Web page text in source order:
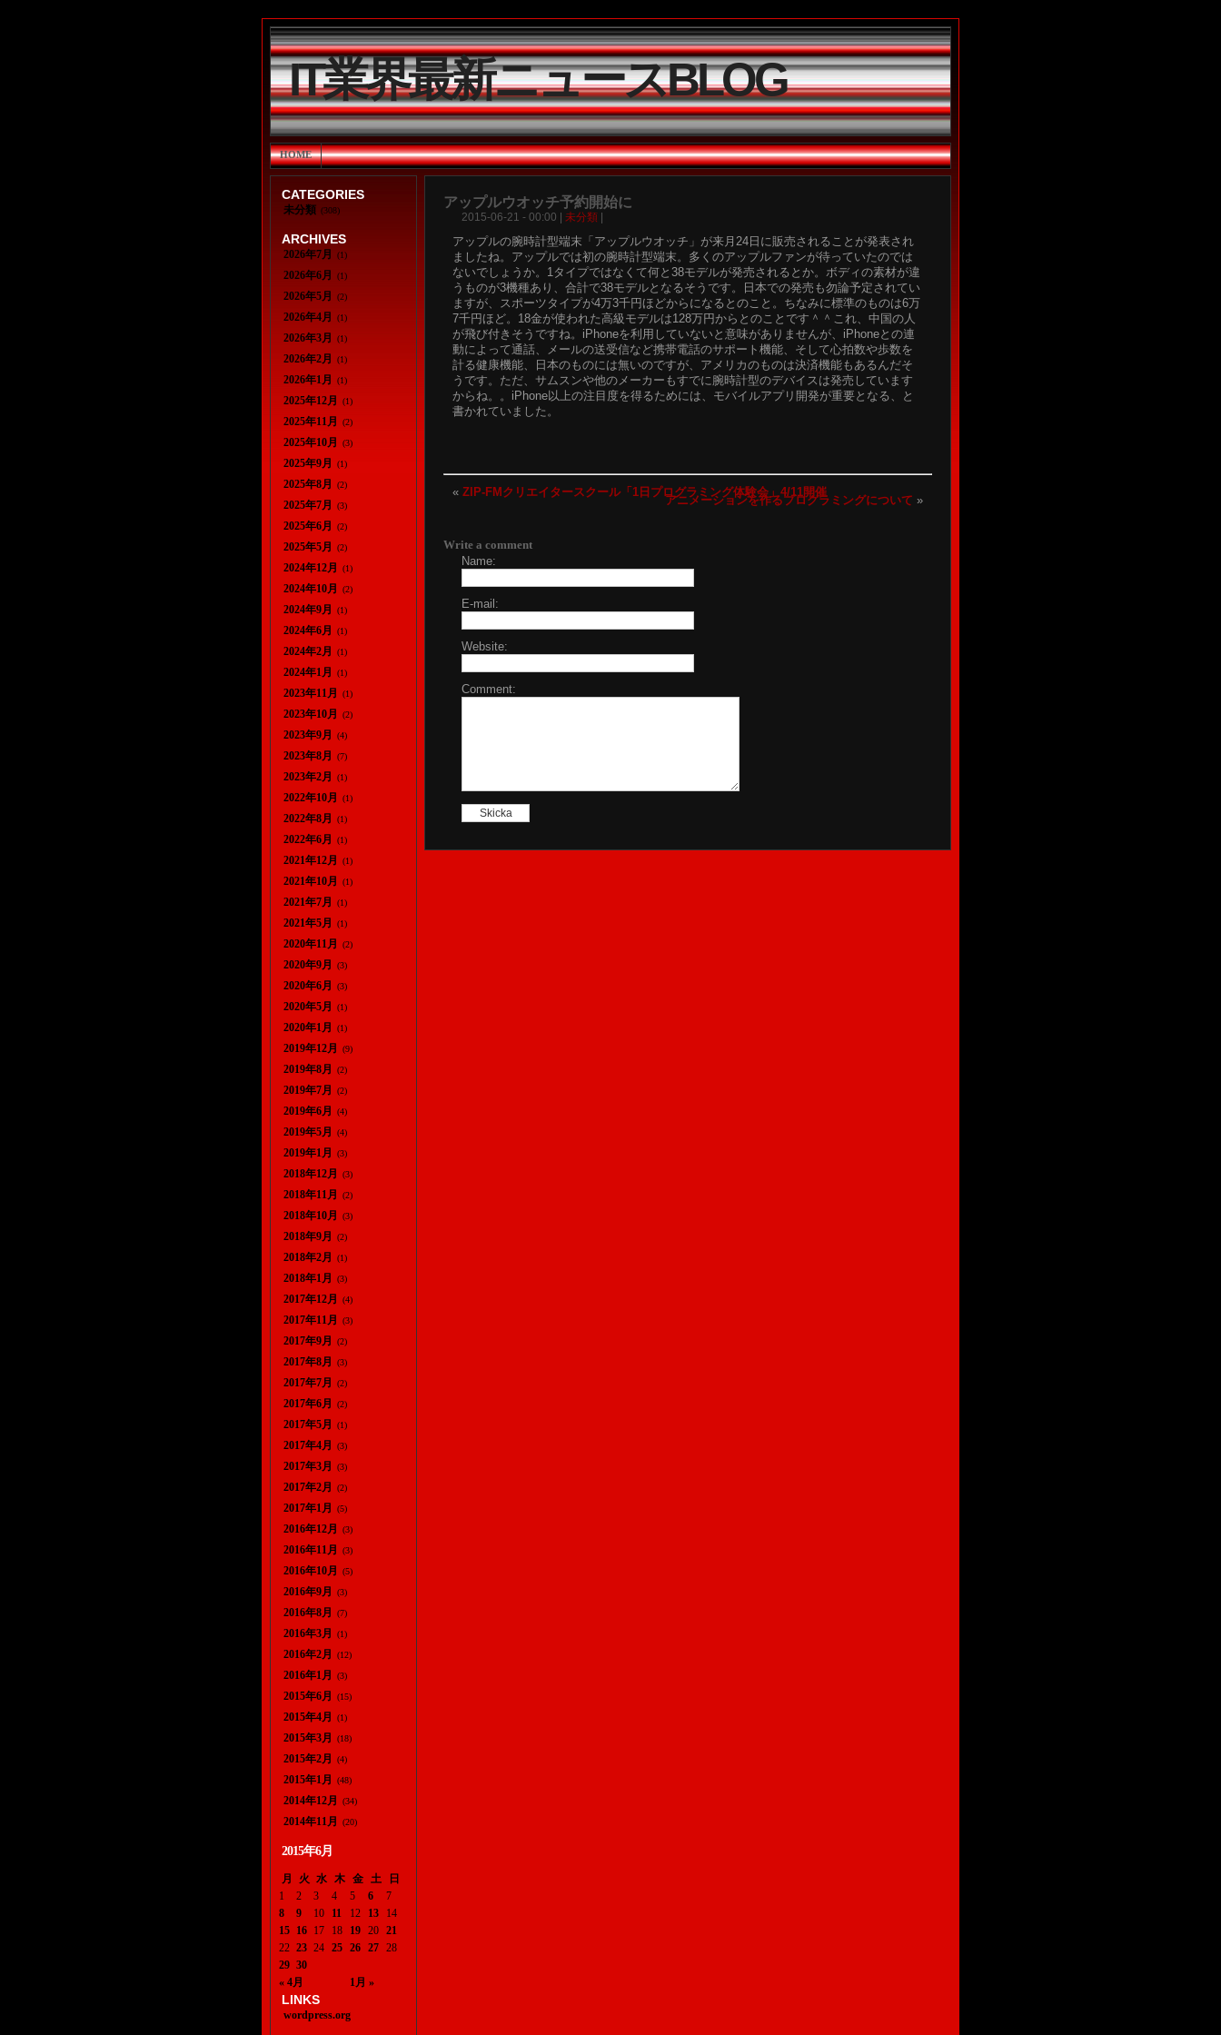
IT業界最新ニュースBLOG
HOME
アップルウオッチ予約開始に
2015-06-21 - 00:00 | 未分類
アップルの腕時計型端末「アップルウオッチ」が来月24日に販売されることが発表され
ましたね。アップルでは初の腕時計型端末。多くのアップルファンが待っていたのでは
ないでしょうか。1タイプではなくて何と38モデルが発売されるとか。ボディの素材が違
うものが3機種あり、合計で38モデルとなるそうです。日本での発売も勿論予定されてい
ますが、スポーツタイプが4万3千円ほどからになるとのこと。ちなみに標準のものは6万
7千円ほど。18金が使われた高級モデルは128万円からとのことです＾＾これ、中国の人
が飛び付きそうですね。iPhoneを利用していないと意味がありませんが、iPhoneとの連
動によって通話、メールの送受信など携帯電話のサポート機能、そして心拍数や歩数を
計る健康機能、日本のものには無いのですが、アメリカのものは決済機能もあるんだそ
うです。ただ、サムスンや他のメーカーもすでに腕時計型のデバイスは発売しています
からね。。iPhone以上の注目度を得るためには、モバイルアプリ開発が重要となる、と
書かれていました。
« ZIP-FMクリエイタースクール「1日プログラミング体験会」4/11開催
アニメーションを作るプログラミングについて »
Write a comment
Name:
E-mail:
Website:
Comment:
CATEGORIES
未分類 (308)
ARCHIVES
2026年7月 (1)
2026年6月 (1)
2026年5月 (2)
2026年4月 (1)
2026年3月 (1)
2026年2月 (1)
2026年1月 (1)
2025年12月 (1)
2025年11月 (2)
2025年10月 (3)
2025年9月 (1)
2025年8月 (2)
2025年7月 (3)
2025年6月 (2)
2025年5月 (2)
2024年12月 (1)
2024年10月 (2)
2024年9月 (1)
2024年6月 (1)
2024年2月 (1)
2024年1月 (1)
2023年11月 (1)
2023年10月 (2)
2023年9月 (4)
2023年8月 (7)
2023年2月 (1)
2022年10月 (1)
2022年8月 (1)
2022年6月 (1)
2021年12月 (1)
2021年10月 (1)
2021年7月 (1)
2021年5月 (1)
2020年11月 (2)
2020年9月 (3)
2020年6月 (3)
2020年5月 (1)
2020年1月 (1)
2019年12月 (9)
2019年8月 (2)
2019年7月 (2)
2019年6月 (4)
2019年5月 (4)
2019年1月 (3)
2018年12月 (3)
2018年11月 (2)
2018年10月 (3)
2018年9月 (2)
2018年2月 (1)
2018年1月 (3)
2017年12月 (4)
2017年11月 (3)
2017年9月 (2)
2017年8月 (3)
2017年7月 (2)
2017年6月 (2)
2017年5月 (1)
2017年4月 (3)
2017年3月 (3)
2017年2月 (2)
2017年1月 (5)
2016年12月 (3)
2016年11月 (3)
2016年10月 (5)
2016年9月 (3)
2016年8月 (7)
2016年3月 (1)
2016年2月 (12)
2016年1月 (3)
2015年6月 (15)
2015年4月 (1)
2015年3月 (18)
2015年2月 (4)
2015年1月 (48)
2014年12月 (34)
2014年11月 (20)
2015年6月
月 火 水 木 金 土 日
« 4月 1月 »
1 2 3 4 5 6
7
8
9 10 11 12 13
14
15
16 17 18 19 20
21
22 23 24 25 26 27
28
29 30
LINKS
wordpress.org